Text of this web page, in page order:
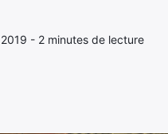
- 2 minutes de lecture